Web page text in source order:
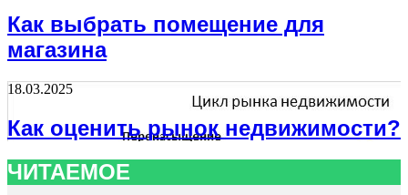
Как выбрать помещение для
магазина
18.03.2025
Как оценить рынок недвижимости?
ЧИТАЕМОЕ